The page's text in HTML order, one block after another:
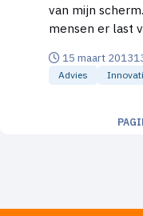
van mijn scherm. Contrast. Ik weet niet of meer
mensen er last van hebben.
zwart aan. Of je vervangt de witte achtergrond door
lichtgrijs tegen
15 maart 2013
Advies